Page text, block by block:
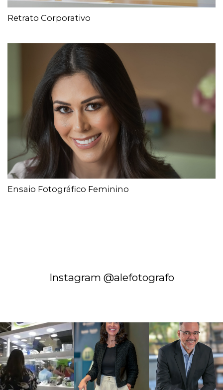
Retrato Corporativo
Ensaio Fotográfico Feminino
Instagram @alefotografo